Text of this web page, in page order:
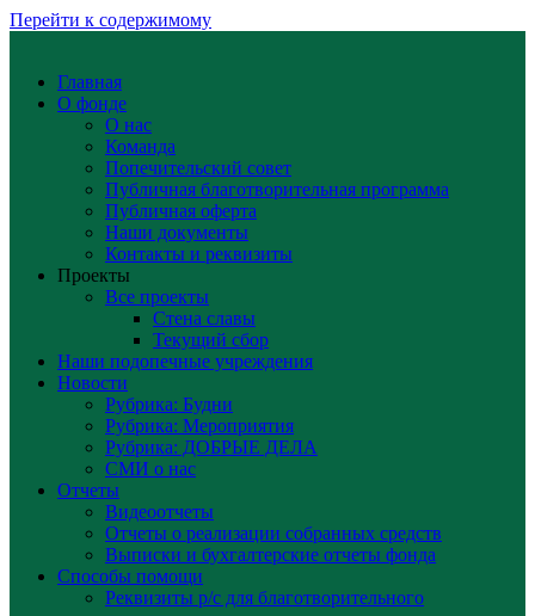
Перейти к содержимому
Главная
О фонде
О нас
Команда
Попечительский совет
Публичная благотворительная программа
Публичная оферта
Наши документы
Контакты и реквизиты
Проекты
Все проекты
Стена славы
Текущий сбор
Наши подопечные учреждения
Новости
Рубрика: Будни
Рубрика: Мероприятия
Рубрика: ДОБРЫЕ ДЕЛА
СМИ о нас
Отчеты
Видеоотчеты
Отчеты о реализации собранных средств
Выписки и бухгалтерские отчеты фонда
Способы помощи
Реквизиты р/с для благотворительного